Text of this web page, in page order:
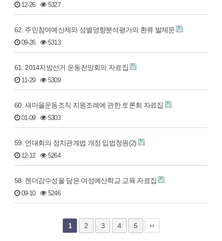
12-26 5327
62. 주민참여예산제와 성별영향분석평가의 환류 발제문
09-26 5313
61. 2014지방선거 운동전망회의 자료집
11-29 5309
60. 새마을운동조직 지원조례에 관한 토론회 자료집
01-09 5303
59. 연대회의 정치관계법 개정 입법청원(2)
12-12 5264
58. 젠더감수성을 담은 여성예산학교 교육 자료집
09-10 5246
1 2 3 4 5